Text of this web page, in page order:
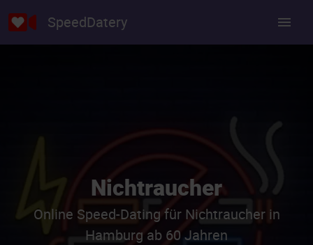
SpeedDatery
Nichtraucher
Online Speed-Dating für Nichtraucher in
Hamburg ab 60 Jahren